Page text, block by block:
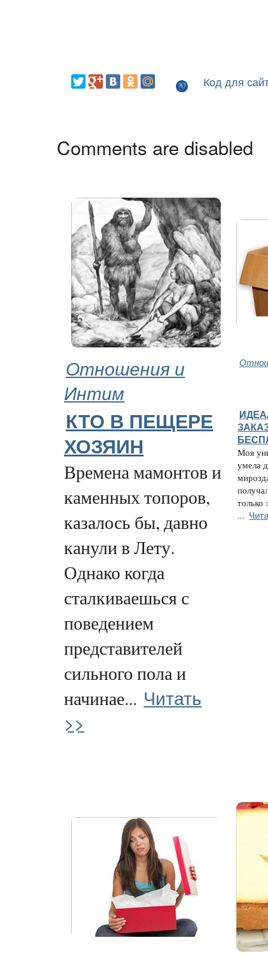
Код для
Comments are disabled
Отношения и
Интим
КТО В ПЕЩЕРЕ
ХОЗЯИН
Времена мамонтов и
каменных топоров,
казалось бы, давно
канули в Лету.
Однако когда
сталкиваешься с
поведением
представителей
сильного пола и
начинае... Читать
>>
Моя
умела
только
...